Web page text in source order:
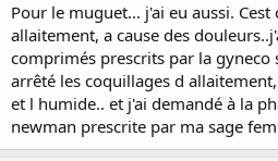
Pour le muguet... j'ai eu aussi.
allaitement, a cause des
comprimés prescrits par la gyneco
arrêté les coquillages d
et l humide.. et j'ai demandé à la
newman prescrite par ma sage